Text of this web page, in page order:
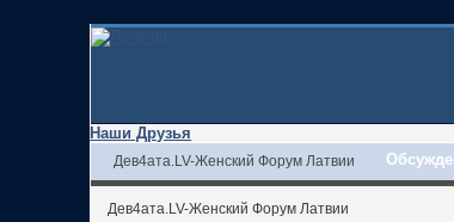
Наши Друзья
Дев4ата.LV-Женский Форум Латвии
Дев4ата.LV-Женский Форум Латвии